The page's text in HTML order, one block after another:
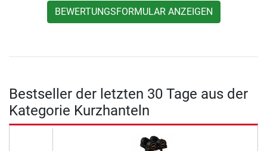
BEWERTUNGSFORMULAR ANZEIGEN
Bestseller der letzten 30 Tage aus der
Kategorie Kurzhanteln